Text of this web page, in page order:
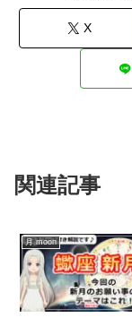
X
関連記事
月 moon